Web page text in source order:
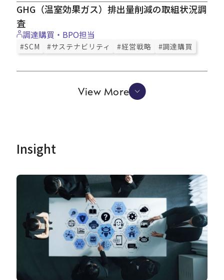
GHG（温室効果ガス）排出量削減の取組状況調
査
調達購買・BPO担当
#SCM #サステナビリティ #経営戦略 #調達購買
View More
Insight